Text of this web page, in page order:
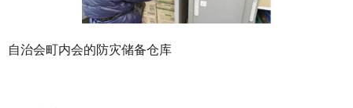
自治会町内会的防灾储备仓库